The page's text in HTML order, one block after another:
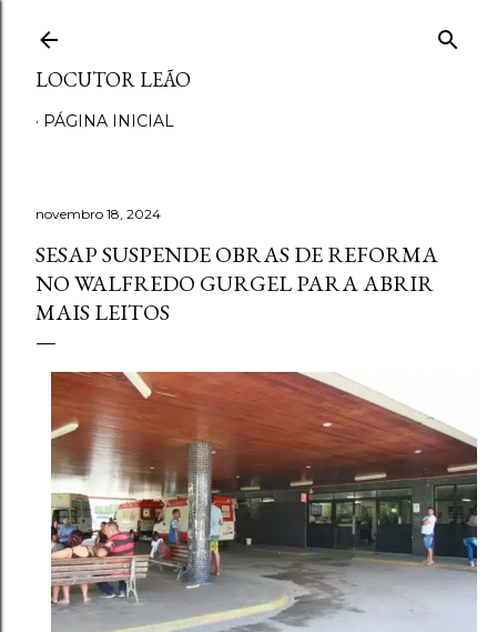
LOCUTOR LEÃO
PÁGINA INICIAL
novembro 18, 2024
SESAP SUSPENDE OBRAS DE REFORMA
NO WALFREDO GURGEL PARA ABRIR
MAIS LEITOS